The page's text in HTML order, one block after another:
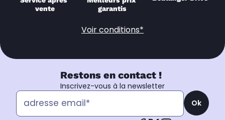
vente
garantis
Voir conditions*
Restons en contact !
Inscrivez-vous à la newsletter
Ok